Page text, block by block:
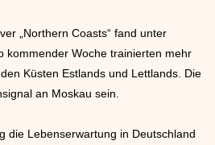
„Northern Coasts“ fand unter
kommender Woche trainierten mehr
Küsten Estlands und Lettlands. Die
an Moskau sein.
die Lebenserwartung in Deutschland